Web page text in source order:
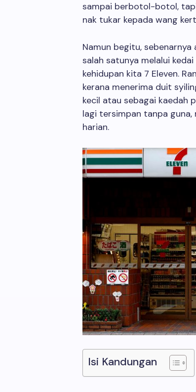
sampai berbotol-botol,
nak tukar kepada wang
Namun begitu,
salah satunya melalui
kehidupan kita 7 Eleven.
kerana menerima duit
kecil atau sebagai kaedah
lagi tersimpan tanpa
harian.
Isi Kandungan